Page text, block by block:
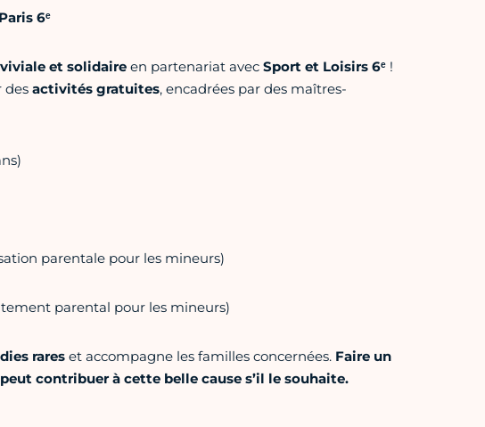
6ᵉ
et solidaireen partenariat avec Sport et Loisirs 6ᵉ!
des activités gratuites, encadrées par des maîtres-
parentale pour les mineurs)
parental pour les mineurs)
rareset accompagne les familles concernées. Faire un
contribuer à cette belle cause s’il le souhaite.